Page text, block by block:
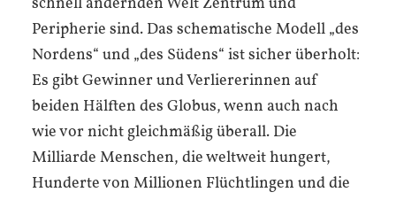
Peripherie sind. Das schematische Modell „des
Nordens“ und „des Südens“ ist sicher überholt:
Es gibt Gewinner und Verliererinnen auf
beiden Hälften des Globus, wenn auch nach
wie vor nicht gleichmäßig überall. Die
Milliarde Menschen, die weltweit hungert,
Hunderte von Millionen Flüchtlingen und die